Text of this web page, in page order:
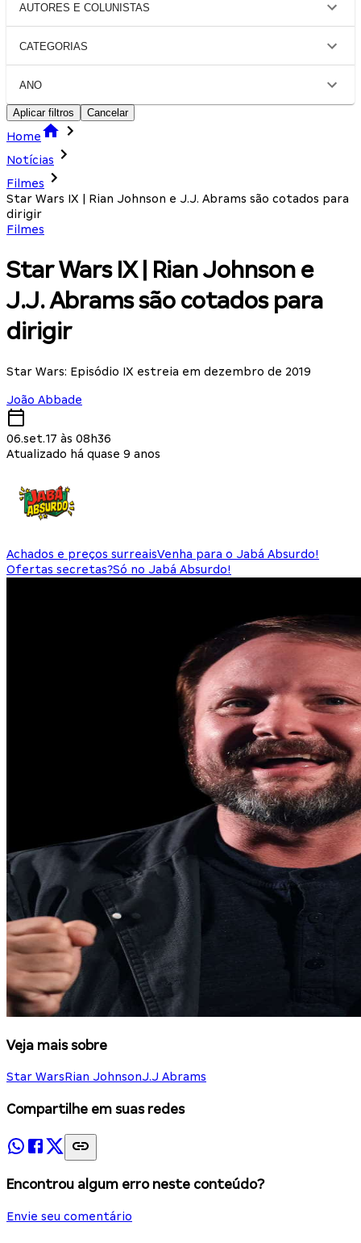
AUTORES E COLUNISTAS
CATEGORIAS
ANO
Aplicar filtros Cancelar
Home
Notícias
Filmes
Star Wars IX | Rian Johnson e J.J. Abrams são cotados para
dirigir
Filmes
Star Wars IX | Rian Johnson e
J.J. Abrams são cotados para
dirigir
Star Wars: Episódio IX estreia em dezembro de 2019
João Abbade
06.set.17 às 08h36
Atualizado há quase 9 anos
Achados e preços surreaisVenha para o Jabá Absurdo!
Ofertas secretas?Só no Jabá Absurdo!
Veja mais sobre
Star WarsRian JohnsonJ.J Abrams
Compartilhe em suas redes
Encontrou algum erro neste conteúdo?
Envie seu comentário